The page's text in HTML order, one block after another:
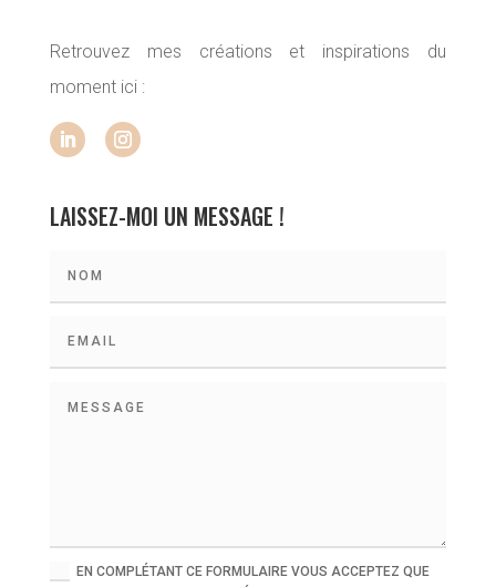
Retrouvez mes créations et inspirations du
moment ici :
LAISSEZ-MOI UN MESSAGE !
EN COMPLÉTANT CE FORMULAIRE VOUS ACCEPTEZ QUE